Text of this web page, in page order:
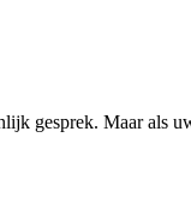
gesprek. Maar als